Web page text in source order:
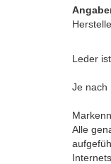
Leder
Je nach
Alle